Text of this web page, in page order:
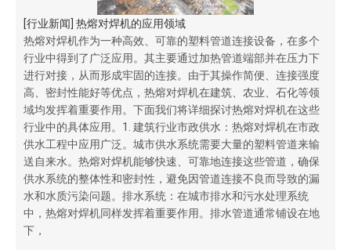
[行业新闻 热熔对焊机的应用领域
热熔对焊机作为一种高效、可靠的塑料管道连接设备，在多个
行业中得到了广泛应用。其主要通过加热管道端部并在压力下
进行对接，从而形成牢固的连接。由于其操作简便、连接强度
高、密封性能好等优点，热熔对焊机在建筑、农业、石化等领
域均发挥着重要作用。下面我们将详细探讨热熔对焊机在这些
行业中的具体应用。1. 建筑行业市政供水：热熔对焊机在市政
供水工程中应用广泛。城市供水系统需要大量的塑料管道来输
送自来水。热熔对焊机能够快速、可靠地连接这些管道，确保
供水系统的整体性和密封性，避免因管道连接不良而导致的漏
水和水质污染问题。排水系统：在城市排水和污水处理系统
中，热熔对焊机同样发挥着重要作用。排水管道通常铺设在地
下，